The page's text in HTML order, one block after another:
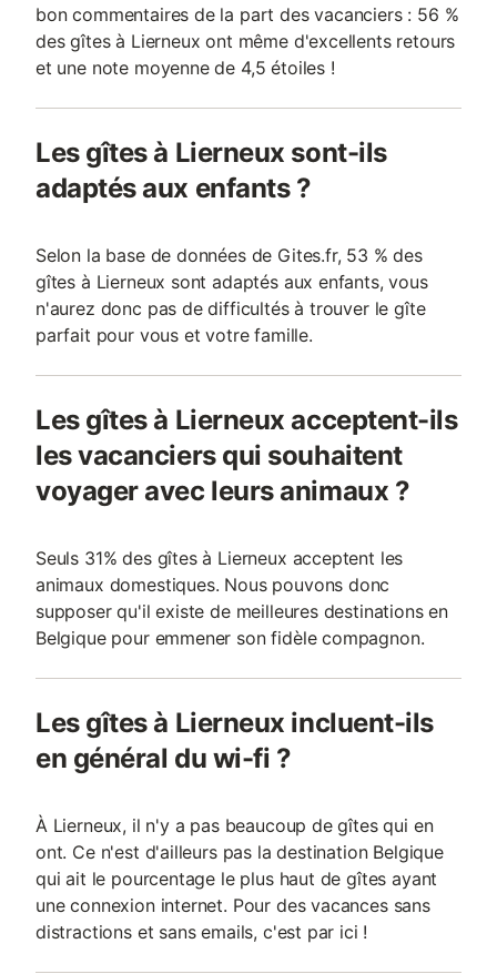
bon commentaires de la part des vacanciers : 56 %
des gîtes à Lierneux ont même d'excellents retours
et une note moyenne de 4,5 étoiles !
Les gîtes à Lierneux sont-ils
adaptés aux enfants ?
Selon la base de données de Gites.fr, 53 % des
gîtes à Lierneux sont adaptés aux enfants, vous
n'aurez donc pas de difficultés à trouver le gîte
parfait pour vous et votre famille.
Les gîtes à Lierneux acceptent-ils
les vacanciers qui souhaitent
voyager avec leurs animaux ?
Seuls 31% des gîtes à Lierneux acceptent les
animaux domestiques. Nous pouvons donc
supposer qu'il existe de meilleures destinations en
Belgique pour emmener son fidèle compagnon.
Les gîtes à Lierneux incluent-ils
en général du wi-fi ?
À Lierneux, il n'y a pas beaucoup de gîtes qui en
ont. Ce n'est d'ailleurs pas la destination Belgique
qui ait le pourcentage le plus haut de gîtes ayant
une connexion internet. Pour des vacances sans
distractions et sans emails, c'est par ici !